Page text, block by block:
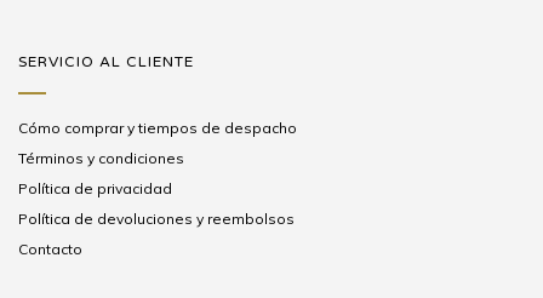
SERVICIO AL CLIENTE
Cómo comprar y tiempos de despacho
Términos y condiciones
Política de privacidad
Política de devoluciones y reembolsos
Contacto